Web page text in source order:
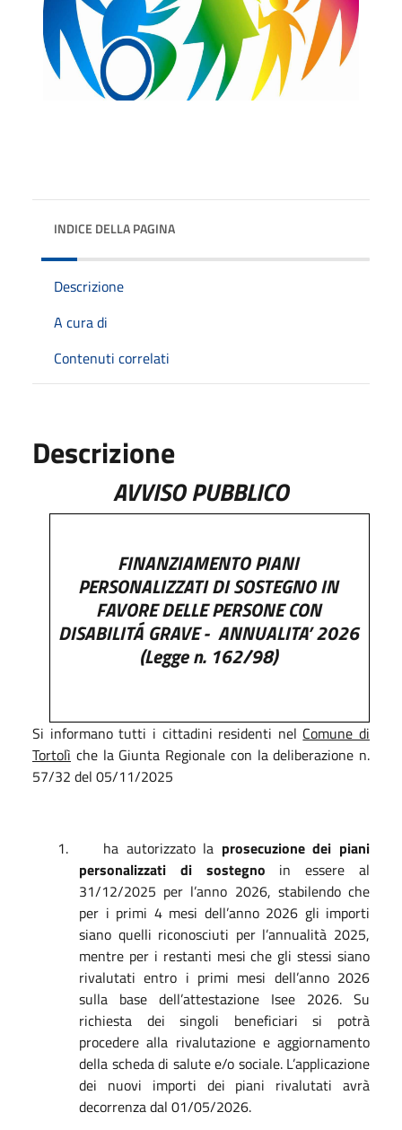
INDICE DELLA PAGINA
Descrizione
A cura di
Contenuti correlati
Descrizione
AVVISO PUBBLICO
FINANZIAMENTO PIANI
PERSONALIZZATI DI SOSTEGNO IN
FAVORE DELLE PERSONE CON
DISABILITÁ GRAVE - ANNUALITA’ 2026
(Legge n. 162/98)
Si informano tutti i cittadini residenti nel Comune di
Tortolì che la Giunta Regionale con la deliberazione n.
57/32 del 05/11/2025
1. ha autorizzato la prosecuzione dei piani
personalizzati di sostegno in essere al
31/12/2025 per l’anno 2026, stabilendo che
per i primi 4 mesi dell’anno 2026 gli importi
siano quelli riconosciuti per l’annualità 2025,
mentre per i restanti mesi che gli stessi siano
rivalutati entro i primi mesi dell’anno 2026
sulla base dell’attestazione Isee 2026. Su
richiesta dei singoli beneficiari si potrà
procedere alla rivalutazione e aggiornamento
della scheda di salute e/o sociale. L’applicazione
dei nuovi importi dei piani rivalutati avrà
decorrenza dal 01/05/2026.